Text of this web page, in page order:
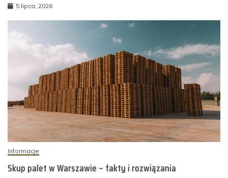
5 lipca, 2026
Informacje
Skup palet w Warszawie – fakty i rozwiązania